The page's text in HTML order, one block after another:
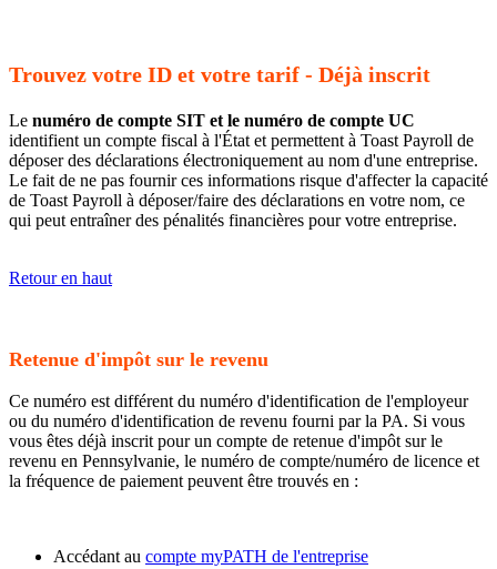
Trouvez votre ID et votre tarif - Déjà inscrit
Le numéro de compte SIT et le numéro de compte UC
identifient un compte fiscal à l'État et permettent à Toast Payroll de
déposer des déclarations électroniquement au nom d'une entreprise.
Le fait de ne pas fournir ces informations risque d'affecter la capacité
de Toast Payroll à déposer/faire des déclarations en votre nom, ce
qui peut entraîner des pénalités financières pour votre entreprise.
Retour en haut
Retenue d'impôt sur le revenu
Ce numéro est différent du numéro d'identification de l'employeur
ou du numéro d'identification de revenu fourni par la PA. Si vous
vous êtes déjà inscrit pour un compte de retenue d'impôt sur le
revenu en Pennsylvanie, le numéro de compte/numéro de licence et
la fréquence de paiement peuvent être trouvés en :
Accédant au compte myPATH de l'entreprise